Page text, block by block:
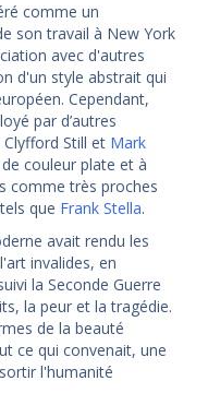
comme un
son travail à New York
avec d'autres
d'un style abstrait qui
Cependant,
par d’autres
Still et Mark
couleur plate et à
comme très proches
que Frank Stella.
avait rendu les
invalides, en
la Seconde Guerre
la peur et la tragédie.
de la beauté
ce qui convenait, une
l'humanité